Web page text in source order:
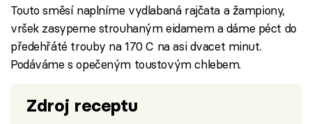
Touto směsí naplníme vydlabaná rajčata a žampiony,
vršek zasypeme strouhaným eidamem a dáme péct do
předehřáté trouby na 170 C na asi dvacet minut.
Podáváme s opečeným toustovým chlebem.
Zdroj receptu